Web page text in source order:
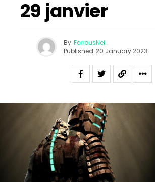
29 janvier
By FerrousNeil
Published 20 January 2023
Flipboard
Reddit
Pinterest